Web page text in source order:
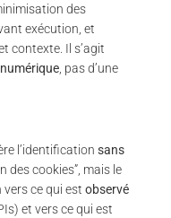
des
exécution, et
contexte. Il s’agit
, pas d’une
l’identification sans
des cookies”, mais le
ce qui est observé
et vers ce qui est